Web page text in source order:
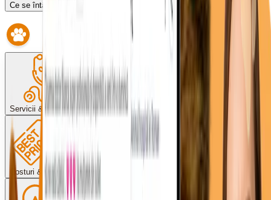
Ce se întâmplă dacă întârzii?
Servicii & proceduri
Costuri & plată